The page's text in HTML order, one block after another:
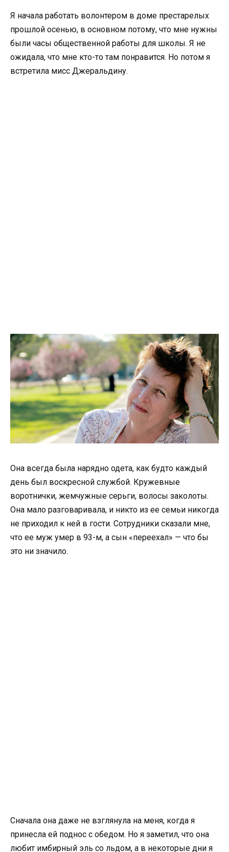
Я начала работать волонтером в доме престарелых
прошлой осенью, в основном потому, что мне нужны
были часы общественной работы для школы. Я не
ожидала, что мне кто-то там понравится. Но потом я
встретила мисс Джеральдину.
Она всегда была нарядно одета, как будто каждый
день был воскресной службой. Кружевные
воротнички, жемчужные серьги, волосы заколоты.
Она мало разговаривала, и никто из ее семьи никогда
не приходил к ней в гости. Сотрудники сказали мне,
что ее муж умер в 93-м, а сын «переехал» — что бы
это ни значило.
Сначала она даже не взглянула на меня, когда я
принесла ей поднос с обедом. Но я заметил, что она
любит имбирный эль со льдом, а в некоторые дни я